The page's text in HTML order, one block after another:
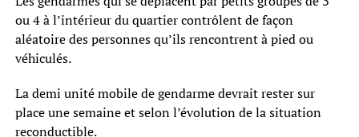
ou 4 à l’intérieur du quartier contrôlent de façon
aléatoire des personnes qu’ils rencontrent à pied ou
véhiculés.
La demi unité mobile de gendarme devrait rester sur
place une semaine et selon l’évolution de la situation
reconductible.